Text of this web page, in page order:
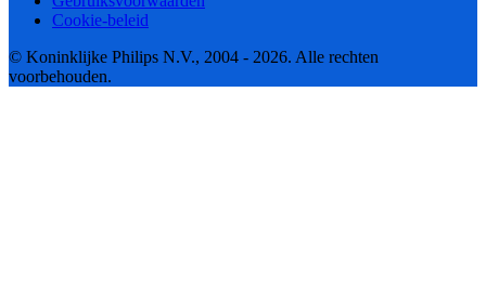
Cookie-beleid
© Koninklijke Philips N.V., 2004 - 2026. Alle rechten
voorbehouden.